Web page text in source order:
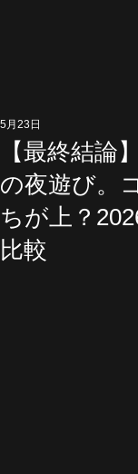
【最終結論
の夜遊び。
ちが上？
比較
5月23日